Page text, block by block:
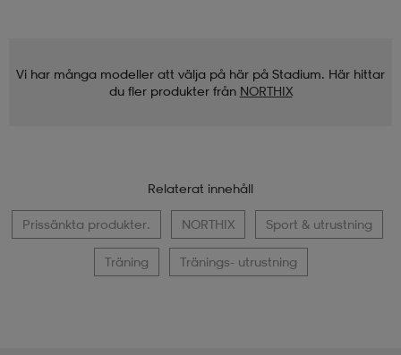
Vi har många modeller att välja på här på Stadium. Här hittar
du fler produkter från NORTHIX
Relaterat innehåll
Prissänkta produkter. NORTHIX Sport & utrustning
Träning Tränings- utrustning